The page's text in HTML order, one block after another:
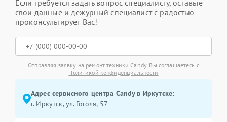
Если требуется задать вопрос специалисту, оставьте
свои данные и дежурный специалист с радостью
проконсультирует Вас!
Отправляя заявку на ремонт техники Candy, Вы соглашаетесь с
Политикой конфиденциальности
Адрес сервисного центра Candy в Иркутске:
г. Иркутск, ул. ​Гоголя, 57